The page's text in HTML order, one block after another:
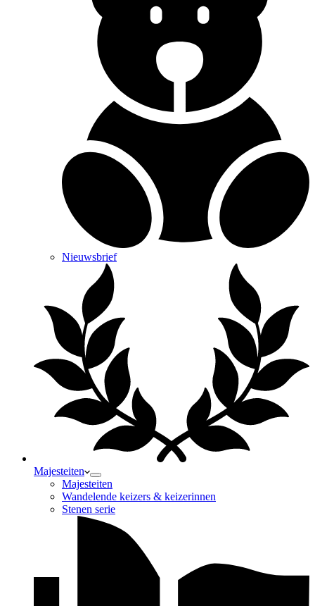
Nieuwsbrief
Majesteiten
Majesteiten
Wandelende keizers & keizerinnen
Stenen serie